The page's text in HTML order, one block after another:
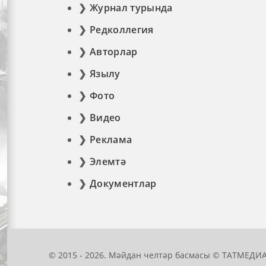
Журнал турында
Редколлегия
Авторлар
Язылу
Фото
Видео
Реклама
Элемтә
Документлар
© 2015 - 2026. Мәйдан челтәр басмасы ©